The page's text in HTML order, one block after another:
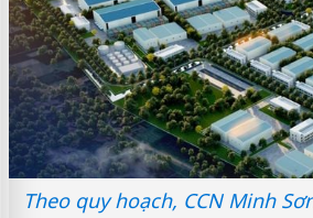
Theo quy hoạch, CCN Minh